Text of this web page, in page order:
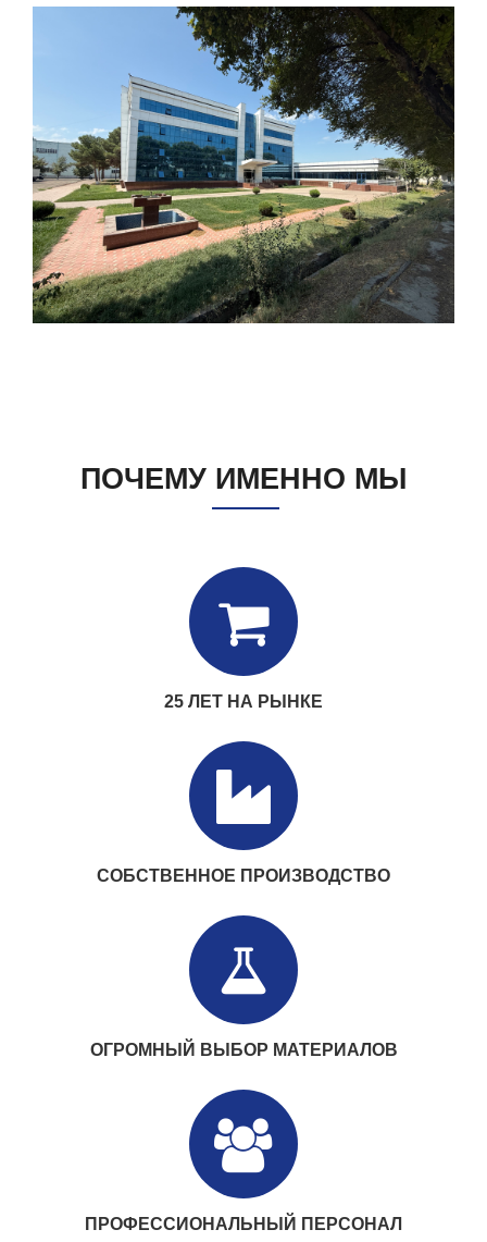
ПОЧЕМУ ИМЕННО МЫ
25 ЛЕТ НА РЫНКЕ
Компания основана учредителями АК “Узавтосаноат” и
“DONGJU INDUSTRIAL CO., Ltd.” 25 Марта 1995 года
ПОДРОБНЕЕ
СОБСТВЕННОЕ ПРОИЗВОДСТВО
Компания основана учредителями АК “Узавтосаноат” и
“DONGJU INDUSTRIAL CO., Ltd.” 25 Марта 1995 года
ПОДРОБНЕЕ
ОГРОМНЫЙ ВЫБОР МАТЕРИАЛОВ
Компания основана учредителями АК “Узавтосаноат” и
“DONGJU INDUSTRIAL CO., Ltd.” 25 Марта 1995 года
ПОДРОБНЕЕ
ПРОФЕССИОНАЛЬНЫЙ ПЕРСОНАЛ
Компания основана учредителями АК “Узавтосаноат” и
“DONGJU INDUSTRIAL CO., Ltd.” 25 Марта 1995 года
ПОДРОБНЕЕ